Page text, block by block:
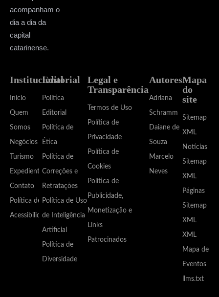
acompanham o
dia a dia da
capital
catarinense.
Institucional
Início
Quem
Somos
Negócios
Turismo
Expediente
Contato
Política de
Acessibilidade
Editorial
Política
Editorial
Política de
Ética
Política de
Correções e
Retratações
Política de Uso
de Inteligência
Artificial
Política de
Diversidade
Legal e
Transparência
Termos de Uso
Política de
Privacidade
Política de
Cookies
Política de
Publicidade,
Monetização e
Links
Patrocinados
Autores
Adriana
Schramm
Daiane de
Souza
Marcelo
Neves
Mapa
do
site
Sitemap
XML
Notícias
Sitemap
XML
Páginas
Sitemap
XML
XML
Mapa de
Eventos
llms.txt